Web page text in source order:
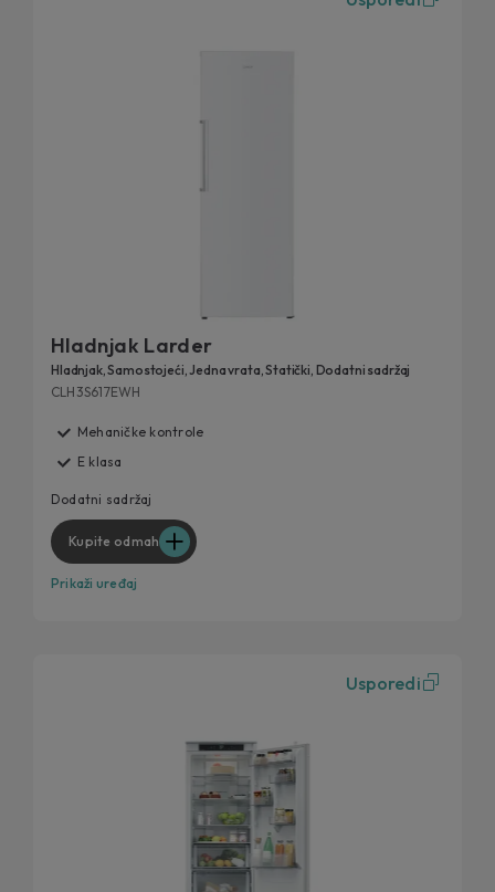
Hladnjak Larder
Hladnjak, Samostojeći, Jedna vrata, Statički, Dodatni sadržaj
CLH3S617EWH
Mehaničke kontrole
E klasa
Dodatni sadržaj
Kupite odmah
Prikaži uređaj
Usporedi